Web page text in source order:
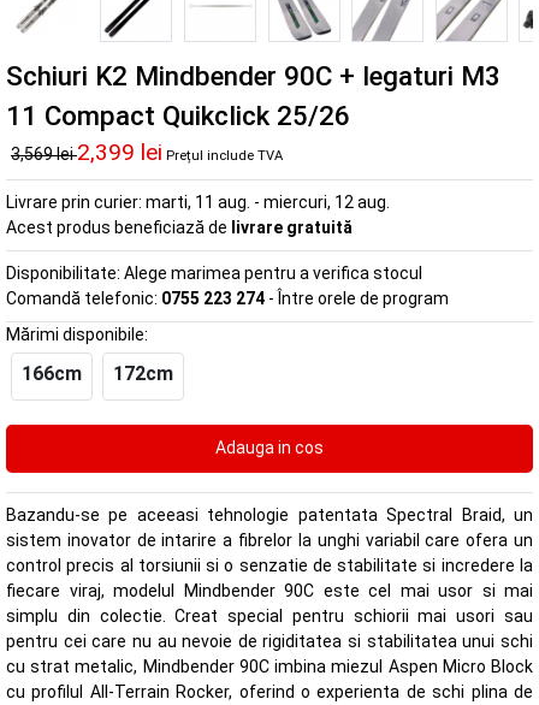
Schiuri K2 Mindbender 90C + legaturi M3
11 Compact Quikclick 25/26
3,569 lei2,399 lei Prețul include TVA
Livrare prin curier: marti, 11 aug. - miercuri, 12 aug.
Acest produs beneficiază de livrare gratuită
Disponibilitate: Alege marimea pentru a verifica stocul
Comandă telefonic: 0755 223 274 - Între orele de program
Mărimi disponibile:
166cm 172cm
Bazandu-se pe aceeasi tehnologie patentata Spectral Braid, un
sistem inovator de intarire a fibrelor la unghi variabil care ofera un
control precis al torsiunii si o senzatie de stabilitate si incredere la
fiecare viraj, modelul Mindbender 90C este cel mai usor si mai
simplu din colectie. Creat special pentru schiorii mai usori sau
pentru cei care nu au nevoie de rigiditatea si stabilitatea unui schi
cu strat metalic, Mindbender 90C imbina miezul Aspen Micro Block
cu profilul All-Terrain Rocker, oferind o experienta de schi plina de